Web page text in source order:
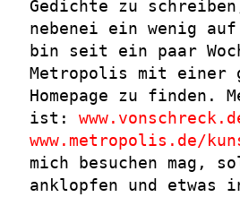
Gedichte zu
nebenei ein wenig auf
bin seit ein paar
Metropolis mit einer
Homepage zu finden.
ist:
www.metropolis.de/
mich besuchen mag,
anklopfen und etwas